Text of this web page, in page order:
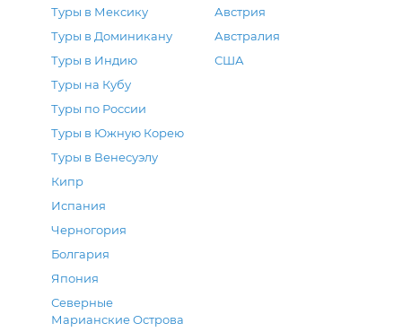
Туры в Мексику
Туры в Доминикану
Туры в Индию
Туры на Кубу
Туры по России
Туры в Южную Корею
Туры в Венесуэлу
Кипр
Испания
Черногория
Болгария
Япония
Северные
Марианские Острова
Австрия
Австралия
США